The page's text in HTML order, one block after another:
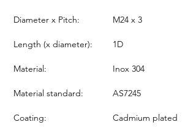
Diameter x Pitch: M24 x 3
Length (x diameter): 1D
Material: Inox 304
Material standard: AS7245
Coating: Cadmium plated